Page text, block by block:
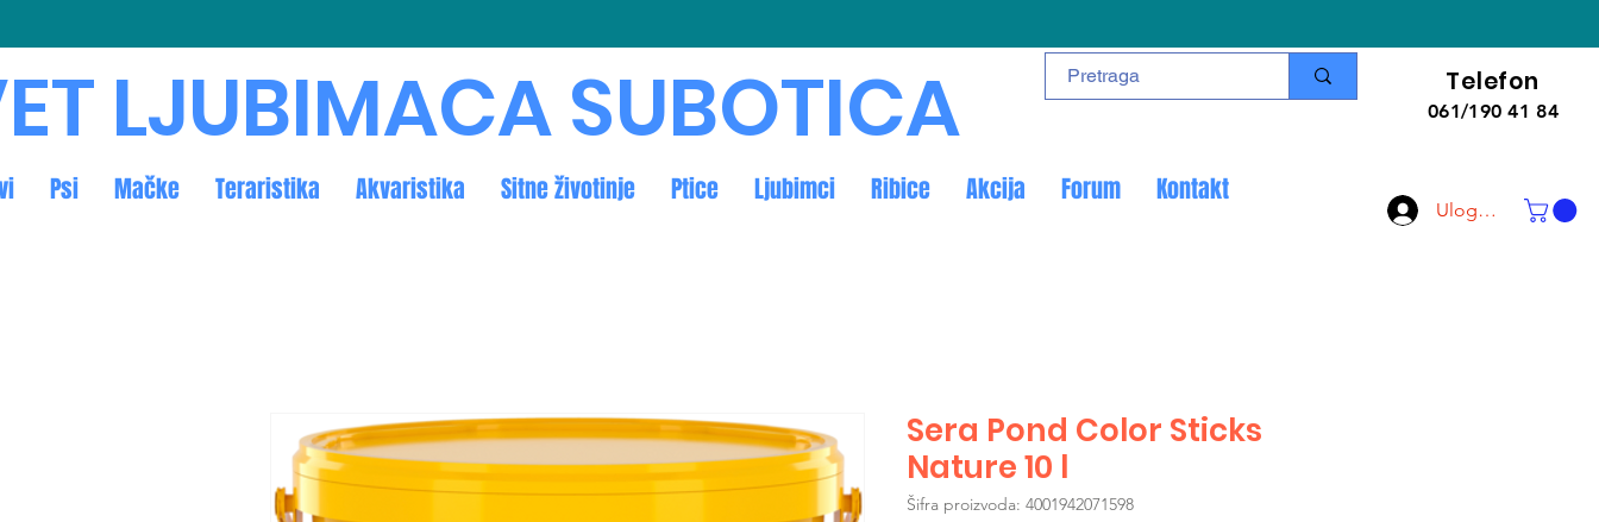
Telefon
061/190 41 84
Uloguj se
Psi Mačke Teraristika Akvaristika Sitne životinje Ptice Ljubimci Ribice Akcija Forum Kontakt
LJUBIMACA SUBOTICA
Sera Pond Color Sticks
Nature 10 l
Šifra proizvoda: 4001942071598